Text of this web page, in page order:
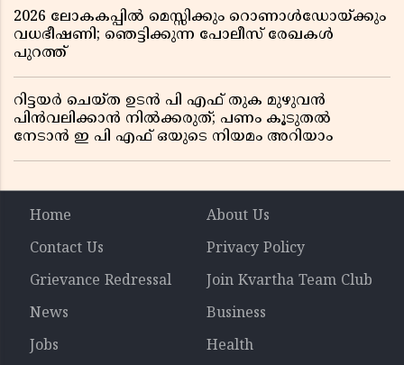
2026 ലോകകപ്പിൽ മെസ്സിക്കും റൊണാൾഡോയ്ക്കും
വധഭീഷണി; ഞെട്ടിക്കുന്ന പോലീസ് രേഖകൾ
പുറത്ത്
റിട്ടയർ ചെയ്ത ഉടൻ പി എഫ് തുക മുഴുവൻ
പിൻവലിക്കാൻ നിൽക്കരുത്; പണം കൂടുതൽ
നേടാൻ ഇ പി എഫ് ഒയുടെ നിയമം അറിയാം
Home
About Us
Contact Us
Privacy Policy
Grievance Redressal
Join Kvartha Team Club
News
Business
Jobs
Health